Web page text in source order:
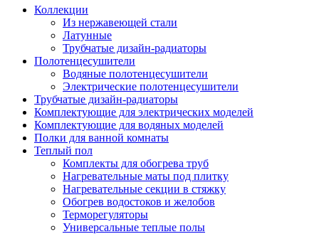
Коллекции
Из нержавеющей стали
Латунные
Трубчатые дизайн-радиаторы
Полотенцесушители
Водяные полотенцесушители
Электрические полотенцесушители
Трубчатые дизайн-радиаторы
Комплектующие для электрических моделей
Комплектующие для водяных моделей
Полки для ванной комнаты
Теплый пол
Комплекты для обогрева труб
Нагревательные маты под плитку
Нагревательные секции в стяжку
Обогрев водостоков и желобов
Терморегуляторы
Универсальные теплые полы